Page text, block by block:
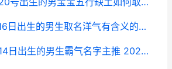
2026年7月16日出生的男生取名洋气有含义的名字主推 2026年7月16日出生的宝宝能领补贴吗
2026年8月14日出生的男生霸气名字主推 2026年8月14日的